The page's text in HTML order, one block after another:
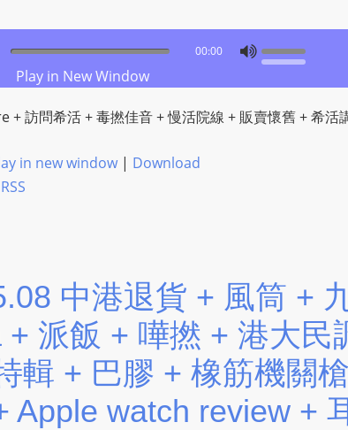
00:00
Play in New Window
+ 訪問希活 + 毒撚佳音 + 慢活院線 + 販賣懷舊 + 希活
in new window| Download
RSS
中港退貨 + 風筒 +
+ 派飯 + 嘩撚 + 港大民
輯 + 巴膠 + 橡筋機關
Apple watch review +